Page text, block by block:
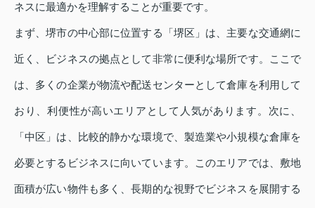
ネスに最適かを理解することが重要です。
まず、堺市の中心部に位置する「堺区」は、主要な交通網に
近く、ビジネスの拠点として非常に便利な場所です。ここで
は、多くの企業が物流や配送センターとして倉庫を利用して
おり、利便性が高いエリアとして人気があります。次に、
「中区」は、比較的静かな環境で、製造業や小規模な倉庫を
必要とするビジネスに向いています。このエリアでは、敷地
面積が広い物件も多く、長期的な視野でビジネスを展開する